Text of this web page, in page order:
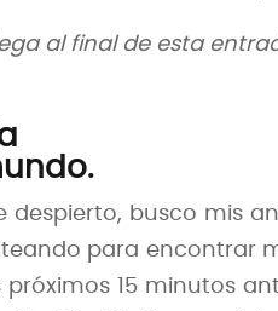
al final de esta
busco mis
para encontrar
15 minutos